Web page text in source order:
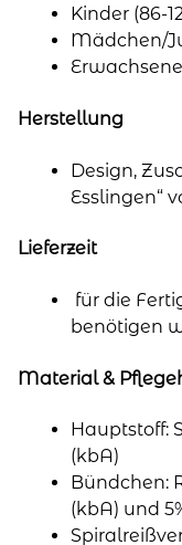
Kinder (86-
Mädchen/
Herstellung
Design,
Esslingen“
Lieferzeit
für die
benötigen
Material &
Hauptstoff:
(kbA)
Bündchen:
(kbA) und